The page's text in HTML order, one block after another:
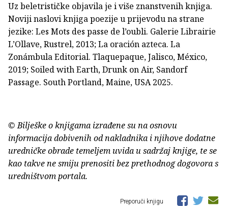
Uz beletrističke objavila je i više znanstvenih knjiga.
Noviji naslovi knjiga poezije u prijevodu na strane
jezike: Les Mots des passe de l’oubli. Galerie Librairie
L’Ollave, Rustrel, 2013; La oración azteca. La
Zonámbula Editorial. Tlaquepaque, Jalisco, México,
2019; Soiled with Earth, Drunk on Air, Sandorf
Passage. South Portland, Maine, USA 2025.
© Bilješke o knjigama izrađene su na osnovu
informacija dobivenih od nakladnika i njihove dodatne
uredničke obrade temeljem uvida u sadržaj knjige, te se
kao takve ne smiju prenositi bez prethodnog dogovora s
uredništvom portala.
Preporuči knjigu